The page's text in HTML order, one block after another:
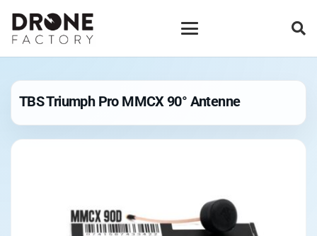
TBS Triumph Pro MMCX 90° Antenne